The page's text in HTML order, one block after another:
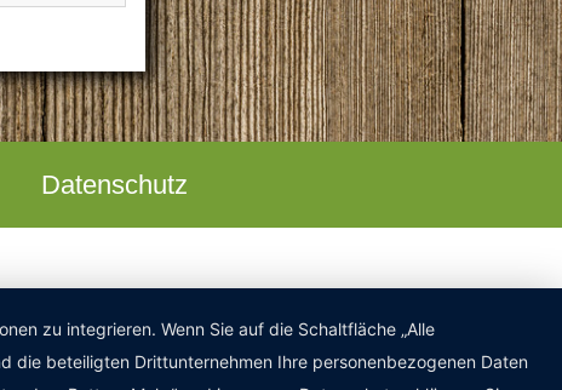
Datenschutz
zu integrieren. Wenn Sie auf die Schaltfläche „Alle
die beteiligten Drittunternehmen Ihre personenbezogenen Daten